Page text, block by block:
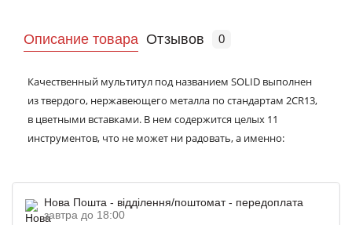
Описание товара Отзывов 0
Качественный мультитул под названием SOLID выполнен
из твердого, нержавеющего металла по стандартам 2CR13,
в цветными вставками. В нем содержится целых 11
инструментов, что не может ни радовать, а именно:
приходилось сталкиваться с разными задачами в быту, на
Нова Пошта - відділення/поштомат - передоплата
завтра до 18:00